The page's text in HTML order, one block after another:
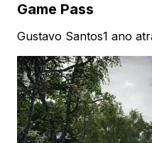
Game Pass
Gustavo Santos1 ano